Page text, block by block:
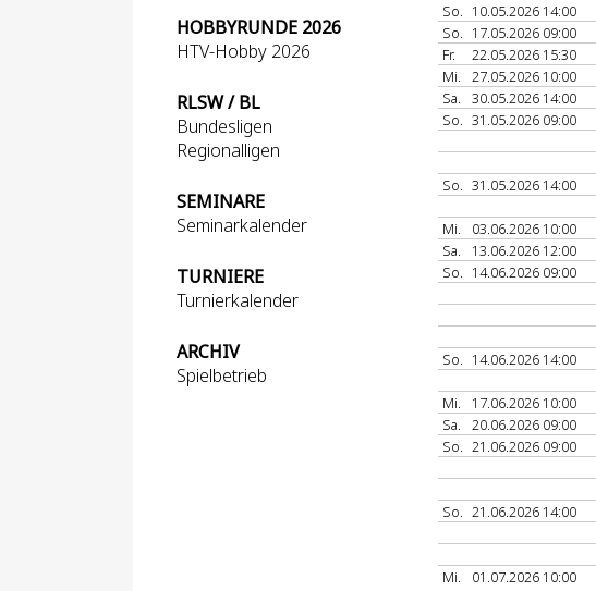
HOBBYRUNDE 2026
HTV-Hobby 2026
RLSW / BL
Bundesligen
Regionalligen
SEMINARE
Seminarkalender
TURNIERE
Turnierkalender
ARCHIV
Spielbetrieb
So. 10.05.2026 14:00
So. 17.05.2026 09:00
Fr.
22.05.2026 15:30
Mi.
27.05.2026 10:00
Sa.
30.05.2026 14:00
So. 31.05.2026 09:00
So. 31.05.2026 14:00
Mi.
03.06.2026 10:00
Sa.
13.06.2026 12:00
So. 14.06.2026 09:00
So. 14.06.2026 14:00
Mi.
17.06.2026 10:00
Sa.
20.06.2026 09:00
So. 21.06.2026 09:00
So. 21.06.2026 14:00
Mi.
01.07.2026 10:00